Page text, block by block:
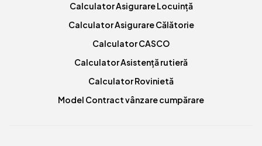
Calculator Asigurare Locuință
Calculator Asigurare Călătorie
Calculator CASCO
Calculator Asistență rutieră
Calculator Rovinietă
Model Contract vânzare cumpărare